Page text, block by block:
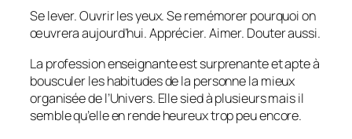
Se lever. Ouvrir les yeux. Se remémorer pourquoi on
œuvrera aujourd’hui. Apprécier. Aimer. Douter aussi.
La profession enseignante est surprenante et apte à
bousculer les habitudes de la personne la mieux
organisée de l’Univers. Elle sied à plusieurs mais il
semble qu’elle en rende heureux trop peu encore.